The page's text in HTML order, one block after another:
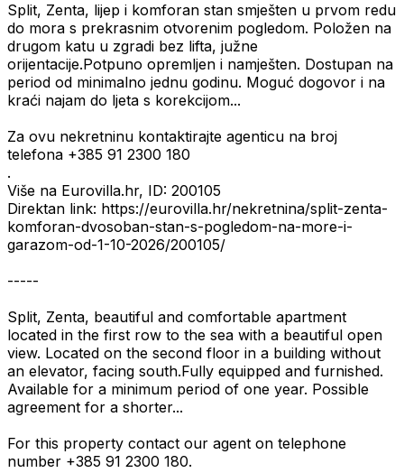
Split, Zenta, lijep i komforan stan smješten u prvom redu
do mora s prekrasnim otvorenim pogledom. Položen na
drugom katu u zgradi bez lifta, južne
orijentacije.Potpuno opremljen i namješten. Dostupan na
period od minimalno jednu godinu. Moguć dogovor i na
kraći najam do ljeta s korekcijom...
Za ovu nekretninu kontaktirajte agenticu na broj
telefona +385 91 2300 180
.
Više na Eurovilla.hr, ID: 200105
Direktan link: https://eurovilla.hr/nekretnina/split-zenta-
komforan-dvosoban-stan-s-pogledom-na-more-i-
garazom-od-1-10-2026/200105/
-----
Split, Zenta, beautiful and comfortable apartment
located in the first row to the sea with a beautiful open
view. Located on the second floor in a building without
an elevator, facing south.Fully equipped and furnished.
Available for a minimum period of one year. Possible
agreement for a shorter...
For this property contact our agent on telephone
number +385 91 2300 180.